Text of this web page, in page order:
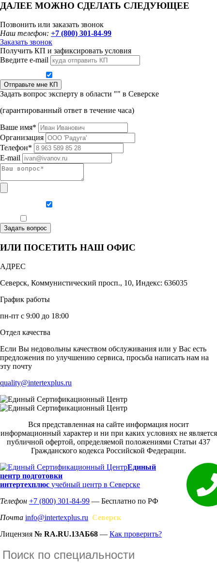
ДАЛЕЕ МОЖНО СДЕЛАТЬ СЛЕДУЮЩЕЕ
Позвонить или заказать звонок
Наш телефон: +7 (800) 301-84-99
Заказать звонок
Получить КП и зафиксировать условия
Введите e-mail
Отправьте мне КП
Задать вопрос эксперту в области "" в Северске
(гарантированный ответ в течение часа)
Ваше имя*
Организация
Телефон*
E-mail
Задать вопрос
ИЛИ ПОСЕТИТЬ НАШ ОФИС
АДРЕС
Северск, Коммунистический просп., 10, Индекс: 636035
График работы
пн-пт с 9:00 до 18:00
Отдел качества
Если Вы недовольны качеством обслуживания или у Вас есть
предложения по улучшению сервиса, просьба написать нам на
эту почту
quality@intertexplus.ru
Вся представленная на сайте информация носит
информационный характер и ни при каких условиях не является
публичной офертой, определяемой положениями Статьи 437
Гражданского кодекса Российской Федерации.
Единый
центр подготовки
интертехплюс учебный центр в Северске
Телефон +7 (800) 301-84-99 — Бесплатно по РФ
Почта info@intertexplus.ru Северск
Лицензия № RA.RU.13АБ68 — Как проверить?